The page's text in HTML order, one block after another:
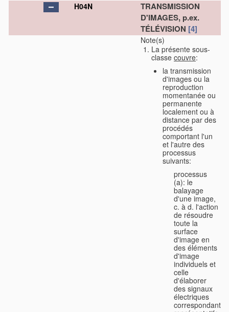
H04N
TRANSMISSION
D'IMAGES, p.ex.
TÉLÉVISION [4]
Note(s)
La présente sous-
classe couvre:
la transmission
d'images ou la
reproduction
momentanée ou
permanente
localement ou à
distance par des
procédés
comportant l'un
et l'autre des
processus
suivants:
processus
(a): le
balayage
d'une image,
c. à d. l'action
de résoudre
toute la
surface
d'image en
des éléments
d'image
individuels et
celle
d'élaborer
des signaux
électriques
correspondants